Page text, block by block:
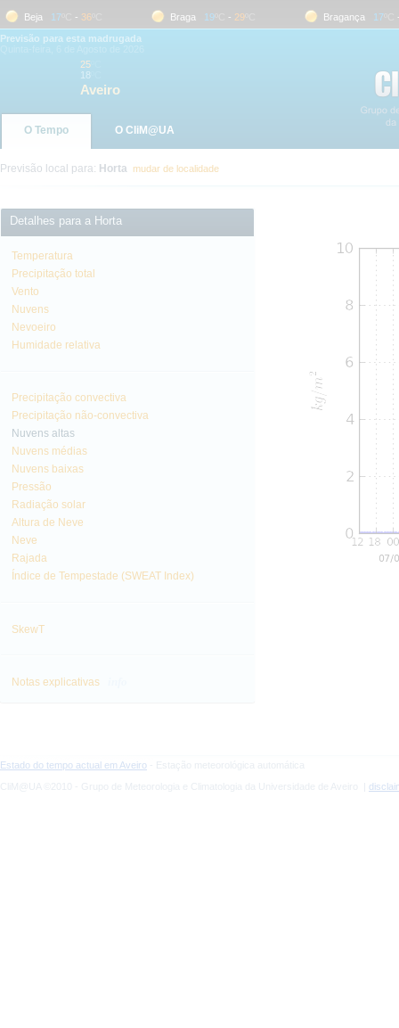
Beja 17 ºC- 36 ºC Braga 19 ºC- 29 ºC Bragança 17 ºC-
Previsão para esta madrugada
25
18
Aveiro
O Tempo O CliM@UA
Previsão local para: Horta mudar de localidade
Detalhes para a Horta
Temperatura
Precipitação total
Vento
Nuvens
Nevoeiro
Humidade relativa
Precipitação convectiva
Precipitação não-convectiva
Nuvens altas
Nuvens médias
Nuvens baixas
Pressão
Radiação solar
Altura de Neve
Neve
Rajada
Índice de Tempestade (SWEAT Index)
SkewT
Notas explicativas
Estado do tempo actual em Aveiro - Estação meteorológica automática
CliM@UA ©2010 - Grupo de Meteorologia e Climatologia da Universidade de Aveiro |